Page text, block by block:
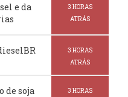
e da
3 HORAS
ATRÁS
3 HORAS
ATRÁS
de soja
3 HORAS